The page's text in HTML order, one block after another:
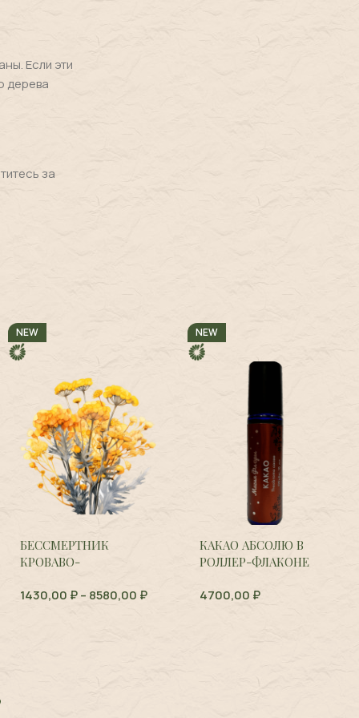
Если эти
дерева
за
NEW
БЕССМЕРТНИК
КРОВАВО-
sanguineum
1430,00 ₽– 8580,00 ₽
NEW
КАКАО АБСОЛЮ В
РОЛЛЕР-ФЛАКОНЕ
4700,00 ₽